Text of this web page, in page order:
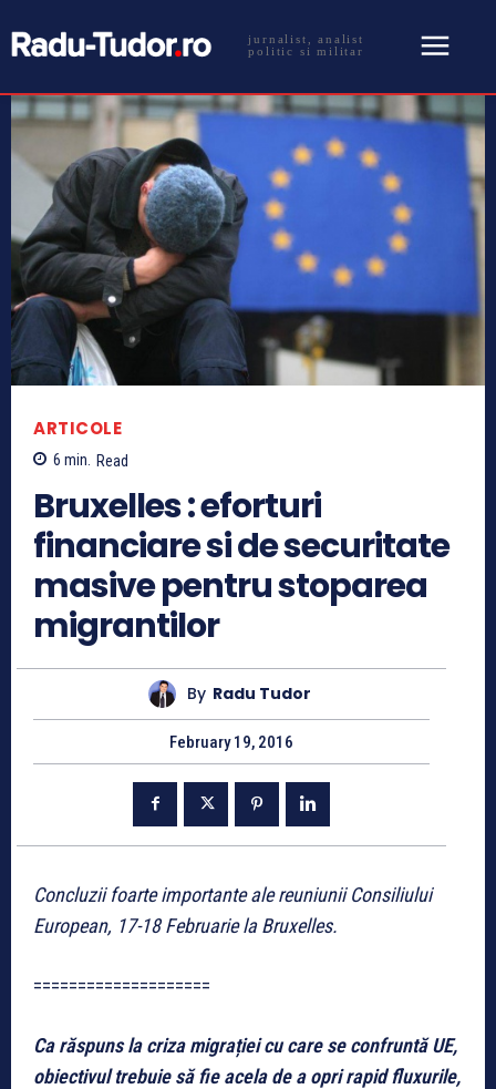
jurnalist, analist
politic si militar
ARTICOLE
6 min. Read
Bruxelles : eforturi
financiare si de securitate
masive pentru stoparea
migrantilor
By Radu Tudor
February 19, 2016
Concluzii foarte importante ale reuniunii Consiliului
European, 17-18 Februarie la Bruxelles.
====================
Ca răspuns la criza migrației cu care se confruntă UE,
obiectivul trebuie să fie acela de a opri rapid fluxurile,